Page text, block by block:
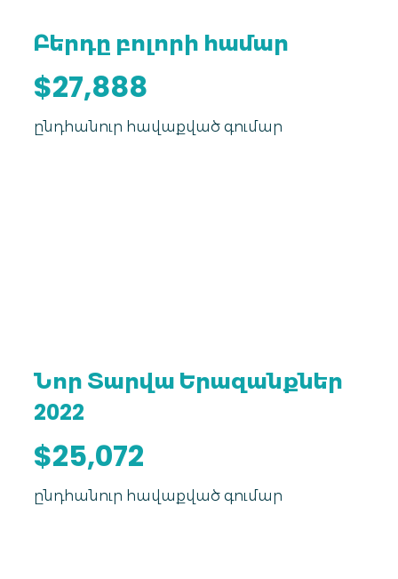
ընդհանուր հավաքված գումար
Բերդը բոլորի համար
$27,888
ընդհանուր հավաքված գումար
Նոր Տարվա Երազանքներ
2022
$25,072